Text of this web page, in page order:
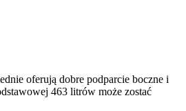
oferują dobre podparcie boczne i
463 litrów może zostać